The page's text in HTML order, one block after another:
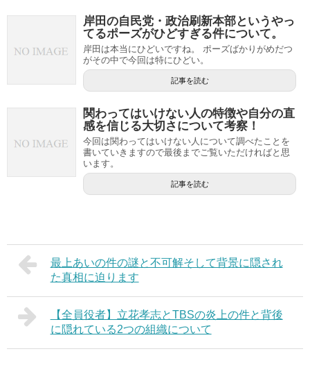
岸田の自民党・政治刷新本部というやっ
てるポーズがひどすぎる件について。
岸田は本当にひどいですね。 ポーズばかりがめだつ
がその中で今回は特にひどい。
記事を読む
関わってはいけない人の特徴や自分の直
感を信じる大切さについて考察！
今回は関わってはいけない人について調べたことを
書いていきますので最後までご覧いただければと思
います。
記事を読む
最上あいの件の謎と不可解そして背景に隠され
た真相に迫ります
【全員役者】立花孝志とTBSの炎上の件と背後
に隠れている2つの組織について